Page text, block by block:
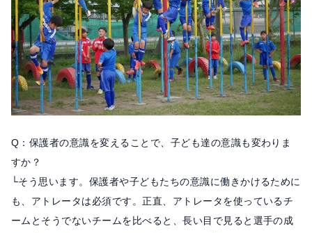
Q：保護者の意識を変えることで、子ども達の意識も変わりま
すか？
└そう思います。保護者や子どもたちの意識に働きかけるために
も、アトレータは必須です。正直、アトレータを使っているチ
ームとそうでないチームを比べると、長い目で見ると選手の成